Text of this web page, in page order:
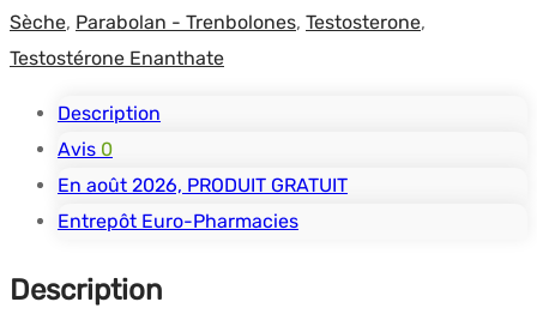
Sèche, Parabolan - Trenbolones, Testosterone,
Testostérone Enanthate
Description
Avis 0
En août 2026, PRODUIT GRATUIT
Entrepôt Euro-Pharmacies
Description